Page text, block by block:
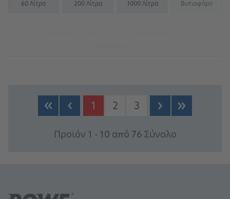
60 Λίτρα 200 Λίτρα 1000 Λίτρα Βυτιοφόρο
(Not
1 2 3
Προϊόν 1 - 10 από 76 Σύνολο